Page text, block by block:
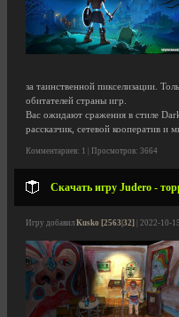
за таинственной пикселизации.
обитателей страны игр.
Вас ожидают сражения в стиле
рассказчик, сетевой кооператив и
Комментариев: 1 | Просмотров: 3664
Скачать игру Judero -
Игру добавил Kusko [2563|32] | 2022-10-15